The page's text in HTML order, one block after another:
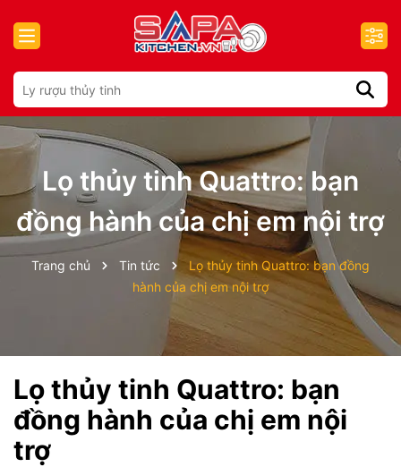
Lọ thủy tinh Quattro: bạn
đồng hành của chị em nội trợ
Trang chủ Tin tức
Lọ thủy tinh Quattro: bạn đồng
hành của chị em nội trợ
Lọ thủy tinh Quattro: bạn
đồng hành của chị em nội
trợ